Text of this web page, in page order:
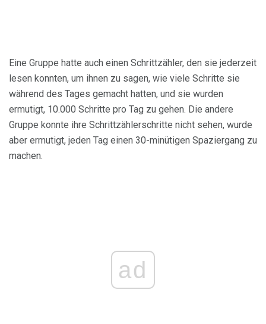
Eine Gruppe hatte auch einen Schrittzähler, den sie jederzeit
lesen konnten, um ihnen zu sagen, wie viele Schritte sie
während des Tages gemacht hatten, und sie wurden
ermutigt, 10.000 Schritte pro Tag zu gehen. Die andere
Gruppe konnte ihre Schrittzählerschritte nicht sehen, wurde
aber ermutigt, jeden Tag einen 30-minütigen Spaziergang zu
machen.
ad